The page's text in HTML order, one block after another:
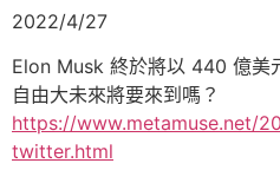
2022/4/27
Elon Musk 終於將以 440 億美
自由大未來將要來到嗎？
https://www.metamuse.net/
twitter.html